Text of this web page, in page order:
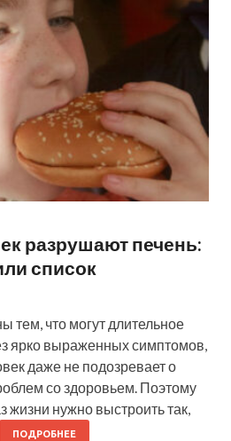
разрушают печень:
список
тем, что могут длительное
ярко выраженных симптомов,
даже не подозревает о
со здоровьем. Поэтому
жизни нужно выстроить так,
ПОДРОБНЕЕ